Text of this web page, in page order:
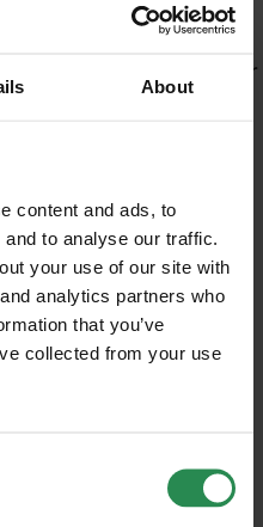
About
content and ads, to
to analyse our traffic.
your use of our site with
analytics partners who
that you’ve
collected from your use
in ambiente
molto bassa per
concentrazioni anche
che
di diverse dimensioni
alberghiere,
abitazioni;
dell’aria;
idromassaggi.
lo sviluppo:
tra 25 e 45°C;
MadeHSE
in ambito tecnico